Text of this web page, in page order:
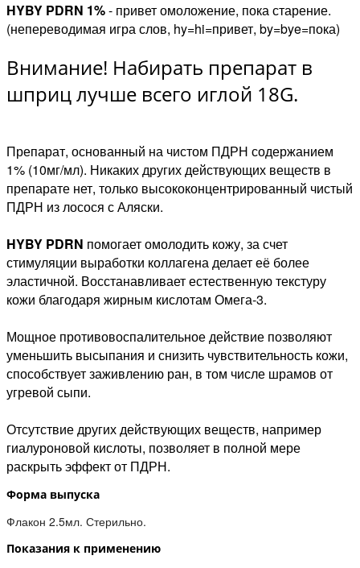
HYBY PDRN 1%- привет омоложение, пока старение.
(непереводимая игра слов, hy=hi=привет, by=bye=пока)
Внимание! Набирать препарат в
шприц лучше всего иглой 18G.
Препарат, основанный на чистом ПДРН содержанием
1% (10мг/мл). Никаких других действующих веществ в
препарате нет, только высококонцентрированный чистый
ПДРН из лосося с Аляски.
HYBY PDRN помогает омолодить кожу, за счет
стимуляции выработки коллагена делает её более
эластичной. Восстанавливает естественную текстуру
кожи благодаря жирным кислотам Омега-3.
Мощное противовоспалительное действие позволяют
уменьшить высыпания и снизить чувствительность кожи,
способствует заживлению ран, в том числе шрамов от
угревой сыпи.
Отсутствие других действующих веществ, например
гиалуроновой кислоты, позволяет в полной мере
раскрыть эффект от ПДРН.
Форма выпуска
Флакон 2.5мл. Стерильно.
Показания к применению